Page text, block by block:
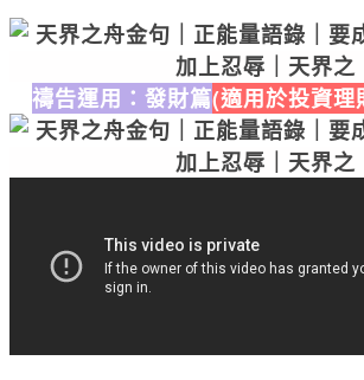
禱告運用：發財篇(適用於投資理